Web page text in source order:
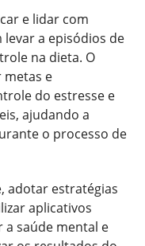
e lidar com
a episódios de
na dieta. O
metas e
do estresse e
ajudando a
o processo de
adotar estratégias
aplicativos
a saúde mental e